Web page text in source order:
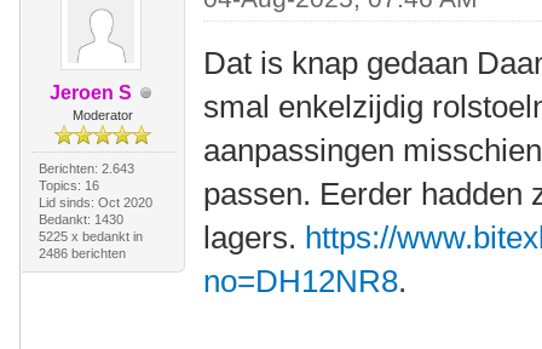
Jeroen S
Moderator
Berichten: 2.643
Topics: 16
Lid sinds: Oct 2020
Bedankt: 1430
5225 x bedankt in
2486 berichten
Dat is knap gedaan
smal enkelzijdig
aanpassingen
passen. Eerder hadden
lagers. https://
no=DH12NR8.